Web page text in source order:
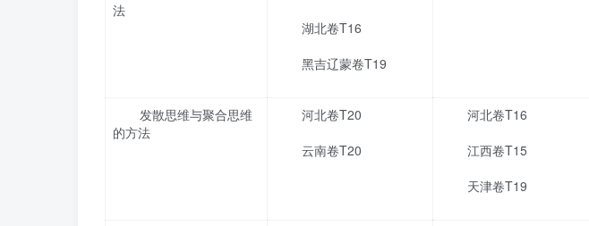
法
湖北卷T16
黑吉辽蒙卷T19
发散思维与聚合思维
的方法
河北卷T20
云南卷T20
河北卷T16
江西卷T15
天津卷T19